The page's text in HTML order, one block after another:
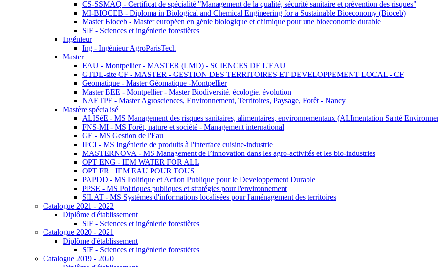
CS-SSMAQ - Certificat de spécialité "Management de la qualité, sécurité sanitaire et prévention des risques"
MI-BIOCEB - Diploma in Biological and Chemical Engineering for a Sustainable Bioeconomy (Bioceb)
Master Bioceb - Master européen en génie biologique et chimique pour une bioéconomie durable
SIF - Sciences et ingénierie forestières
Ingénieur
Ing - Ingénieur AgroParisTech
Master
EAU - Montpellier - MASTER (LMD) - SCIENCES DE L'EAU
GTDL-site CF - MASTER - GESTION DES TERRITOIRES ET DEVELOPPEMENT LOCAL - CF
Geomatique - Master Géomatique -Montpellier
Master BEE - Montpellier - Master Biodiversité, écologie, évolution
NAETPF - Master Agrosciences, Environnement, Territoires, Paysage, Forêt - Nancy
Mastère spécialisé
ALISéE - MS Management des risques sanitaires, alimentaires, environnementaux (ALImentation Santé
FNS-MI - MS Forêt, nature et société - Management international
GE - MS Gestion de l'Eau
IPCI - MS Ingénierie de produits à l'interface cuisine-industrie
MASTERNOVA - MS Management de l’innovation dans les agro-activités et les bio-industries
OPT ENG - IEM WATER FOR ALL
OPT FR - IEM EAU POUR TOUS
PAPDD - MS Politique et Action Publique pour le Developpement Durable
PPSE - MS Politiques publiques et stratégies pour l'environnement
SILAT - MS Systèmes d'informations localisées pour l'aménagement des territoires
Catalogue 2021 - 2022
Diplôme d'établissement
SIF - Sciences et ingénierie forestières
Catalogue 2020 - 2021
Diplôme d'établissement
SIF - Sciences et ingénierie forestières
Catalogue 2019 - 2020